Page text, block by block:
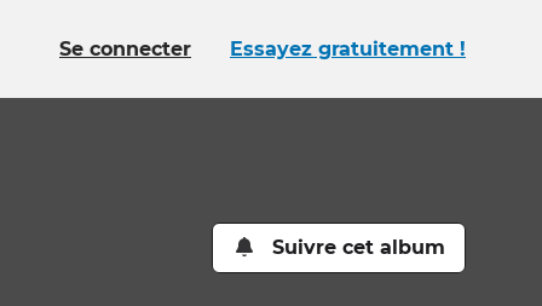
Se connecter Essayez gratuitement !
Suivre cet album